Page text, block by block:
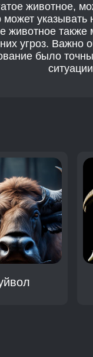
животное,
животное
угроз. Важно
было